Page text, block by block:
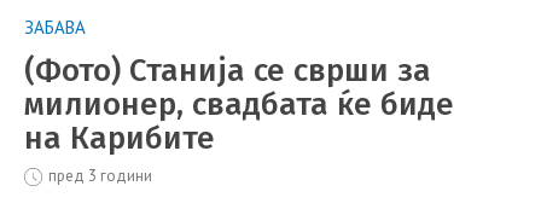
ЗАБАВА
(Фото) Станија се сврши за
милионер, свадбата ќе биде
на Карибите
пред 3 години